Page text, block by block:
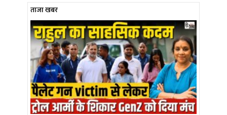
ताजा खबर